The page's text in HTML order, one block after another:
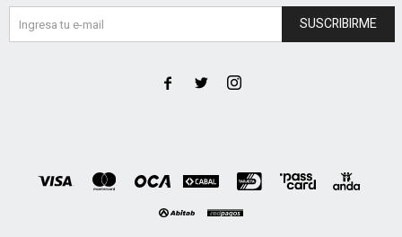
SUSCRIBIRME
  